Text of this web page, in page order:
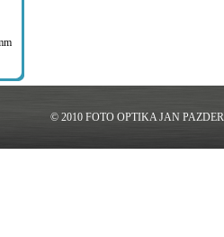
© 2010 FOTO OPTIKA JAN